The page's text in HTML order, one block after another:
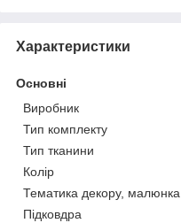
Характеристики
Основні
Виробник
Тип комплекту
Тип тканини
Колір
Тематика декору, малюнка
Підковдра